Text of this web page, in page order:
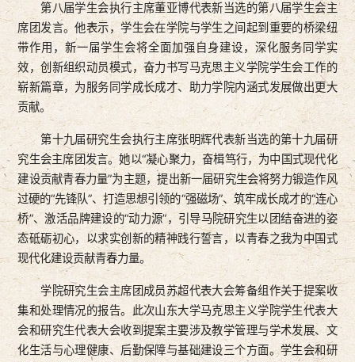
第八届学生会执行主席董亚博代表新当选的第八届学生会主
席团发言。他表示，学生会在学院与学生之间起到重要的桥梁纽
带作用，新一届学生会将全面加强自身建设，深化服务同学实
效，创新组织动员模式，奋力书写马克思主义学院学生会工作的
崭新篇章，为服务同学成长成才、助力学院内涵式发展做出更大
贡献。
第十九届研究生会执行主席张明辉代表新当选的第十九届研
究生会主席团发言。她以“凝心聚力，奋楫笃行，为中国式现代化
建设贡献青春力量”为主题，提出新一届研究生会将努力锻造作风
过硬的“先锋队”、打造思想引领的“强磁场”、筑牢成长成才的“连心
桥”、激活品牌建设的“动力源”，引导马院研究生以团结奋进的姿
态砥砺初心，以求实创新的精神践行誓言，以青春之我为中国式
现代化建设贡献青春力量。
学院研究生会主席团成员苏超代表大会筹备组作关于提案收
集和处理情况的报告。此次山东大学马克思主义学院学生代表大
会和研究生代表大会收到提案主要涉及教学管理与学术发展、文
化生活与心理健康、后勤保障与基础建设三个方面。学生会和研